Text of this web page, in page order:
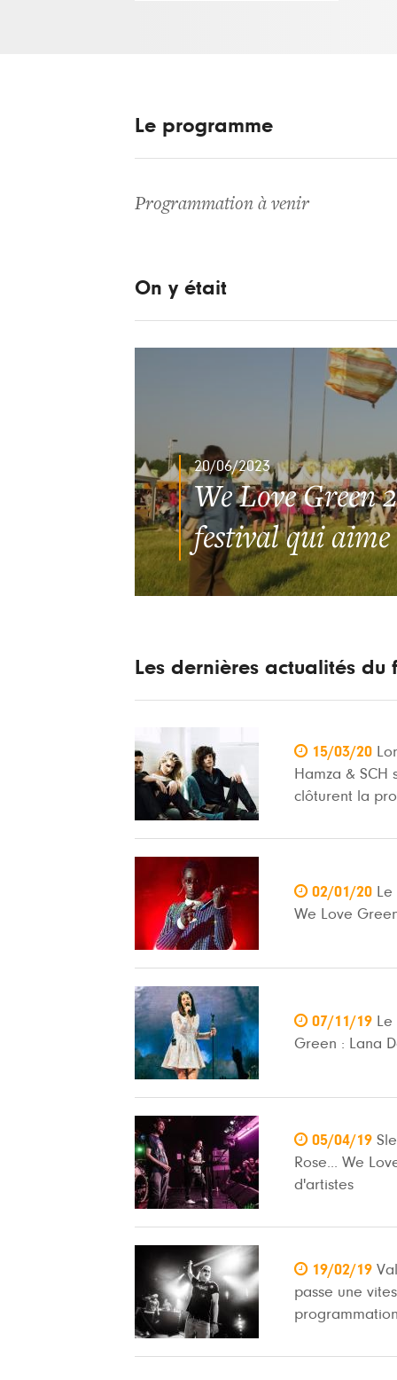
Le programme
Programmation à venir
On y était
20/06/2023
We Love Green
festival qui aime
Les dernières actualités du
 15/03/20
Hamza & SCH
clôturent la
 02/01/20
We Love
 07/11/19
Green : Lana
 05/04/19
Rose... We
d'artistes
 19/02/19
passe une